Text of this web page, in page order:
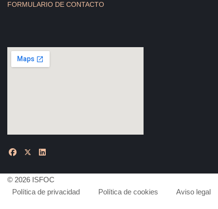
FORMULARIO DE CONTACTO
© 2026 ISFOC
Política de privacidad
Política de cookies Aviso legal